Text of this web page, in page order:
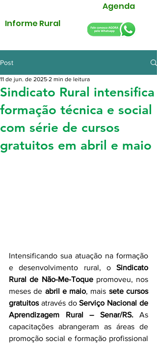
Agenda
Informe Rural
Post
Sindicato Rural intensifica
formação técnica e social
com série de cursos
gratuitos em abril e maio
11 de jun. de 2025 2 min de leitura
Intensificando sua atuação na formação
e desenvolvimento rural, o Sindicato
Rural de Não-Me-Toque promoveu, nos
meses de abril e maio, mais sete cursos
gratuitos através do Serviço Nacional de
Aprendizagem Rural – Senar/RS. As
capacitações abrangeram as áreas de
promoção social e formação profissional